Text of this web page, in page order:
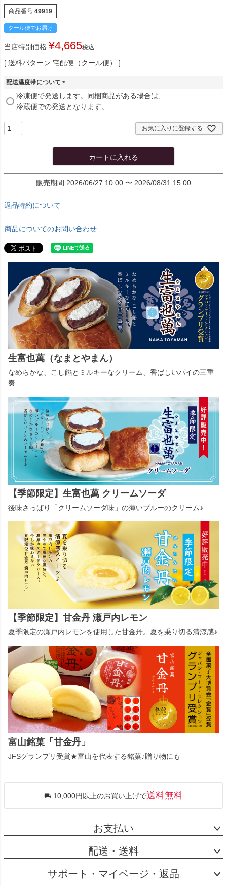
商品番号 49919
クール便でお届け
当店特別価格 ¥4,665税込
送料パターン 宅配便（クール便）
配送温度帯について
必
須
冷凍便で発送します。同梱商品がある場合は、
冷蔵便での発送となります。
お気に入りに登録する
カートに入れる
販売期間 2026/06/27 10:00 〜 2026/08/31 15:00
返品特約について
商品についてのお問い合わせ
生富也萬（なまとやまん）
なめらかな、こし餡とミルキーなクリーム、香ばしいパイの三重
奏
【季節限定】生富也萬 クリームソーダ
後味さっぱり「クリームソーダ味」の薄いブルーのクリーム♪
【季節限定】甘金丹 瀬戸内レモン
夏季限定の瀬戸内レモンを使用した甘金丹。夏を乗り切る清涼感♪
富山銘菓「甘金丹」
JFSグランプリ受賞★富山を代表する銘菓♪贈り物にも
10,000円以上のお買い上げで送料無料
お支払い
配送・送料
サポート・マイページ・返品